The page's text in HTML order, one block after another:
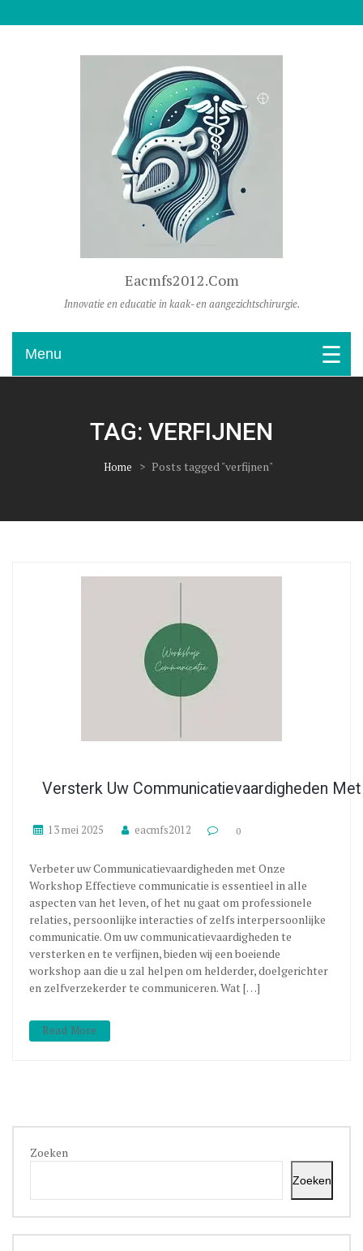
Eacmfs2012.com
Innovatie en educatie in kaak- en aangezichtschirurgie.
Menu
TAG: VERFIJNEN
Home > Posts tagged "verfijnen"
Versterk Uw Communicatievaardigheden
13 mei 2025 eacmfs2012 0
Verbeter uw Communicatievaardigheden met Onze
Workshop Effectieve communicatie is essentieel in alle
aspecten van het leven, of het nu gaat om professionele
relaties, persoonlijke interacties of zelfs interpersoonlijke
communicatie. Om uw communicatievaardigheden te
versterken en te verfijnen, bieden wij een boeiende
workshop aan die u zal helpen om helderder, doelgerichter
en zelfverzekerder te communiceren. Wat […]
Read More
Zoeken
Zoeken